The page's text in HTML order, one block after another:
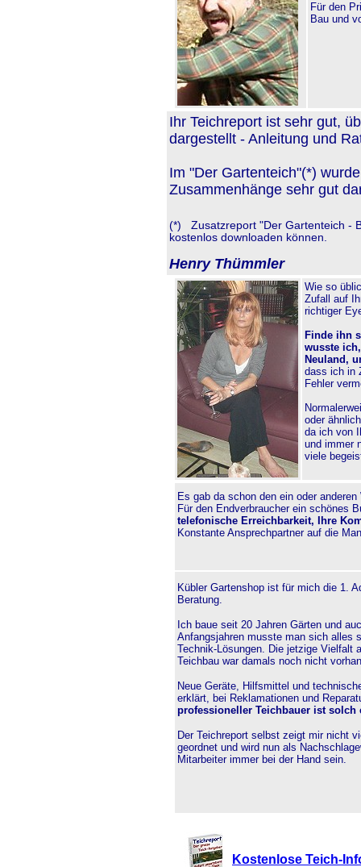
Für den
Bau und
Ihr Teichreport ist sehr gut,
dargestellt - Anleitung und
Im "Der Gartenteich"(*)
Zusammenhänge sehr gut
(*) Zusatzreport "Der Gartenteich -
kostenlos downloaden können.
Henry Thümmler
Wie so
Zufall auf
richtiger
Finde ihn
wusste
Neuland,
dass ich in
Fehler
oder
da ich von
und immer
viele
Es gab da schon den ein oder
Für den Endverbraucher ein schönes
telefonische Erreichbarkeit, Ihre
Konstante Ansprechpartner auf die
Kübler Gartenshop ist für mich die 1.
Beratung.
Ich baue seit 20 Jahren Gärten und
Anfangsjahren musste man sich alles
Technik-Lösungen. Die jetzige Vielfalt
Teichbau war damals noch nicht
Neue Geräte, Hilfsmittel und
erklärt, bei Reklamationen und
professioneller Teichbauer ist solch
Der Teichreport selbst zeigt mir nicht
geordnet und wird nun als
Mitarbeiter immer bei der Hand sein.
Kostenlose Teich-